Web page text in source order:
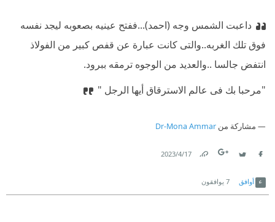
داعبت الشمس وجه (احمد)...ففتح عينيه بصعوبه ليجد نفسه
فوق تلك الغربه..والتى كانت عبارة عن قفص كبير من الفولاذ
انتفض جالسا ..والعديد من الوجوه ترمقه ببرود.
"مرحبا بك فى عالم الاسترقاق أيها الرجل "
مشاركة من Dr-Mona Ammar
17‏/4‏/2023
أوافق 7 يوافقون